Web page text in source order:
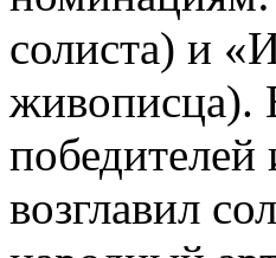
солиста) и
живописца).
возглавил